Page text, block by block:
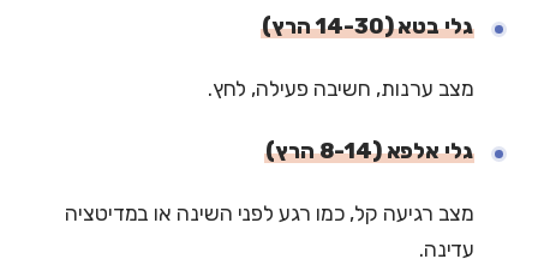
גלי בטא (14-30 הרץ)
מצב ערנות, חשיבה פעילה, לחץ.
גלי אלפא (8-14 הרץ)
מצב רגיעה קל, כמו רגע לפני השינה או במדיטציה
עדינה.